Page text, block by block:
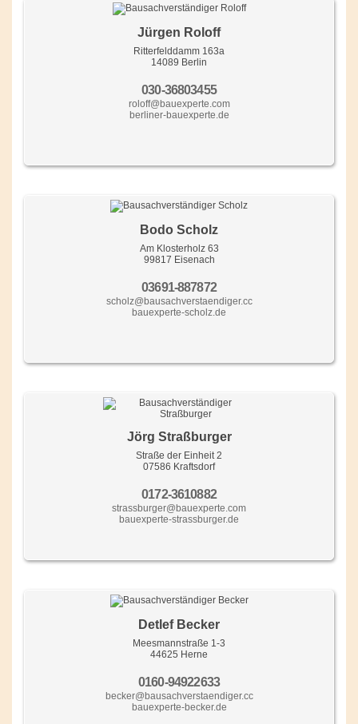
Jürgen Roloff
Ritterfelddamm 163a
14089 Berlin
030-36803455
roloff@bauexperte.com
berliner-bauexperte.de
Bodo Scholz
Am Klosterholz 63
99817 Eisenach
03691-887872
scholz@bausachverstaendiger.cc
bauexperte-scholz.de
Jörg Straßburger
Straße der Einheit 2
07586 Kraftsdorf
0172-3610882
strassburger@bauexperte.com
bauexperte-strassburger.de
Detlef Becker
Meesmannstraße 1-3
44625 Herne
0160-94922633
becker@bausachverstaendiger.cc
bauexperte-becker.de